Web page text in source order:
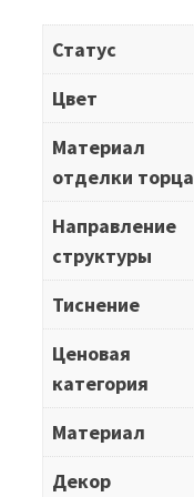
Статус
Цвет
Материал
отделки торца
Направление
структуры
Тиснение
Ценовая
категория
Материал
Декор